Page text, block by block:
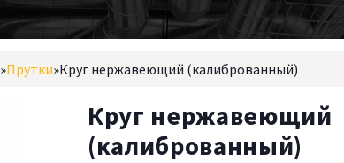
»Прутки»Круг нержавеющий (калиброванный)
Круг нержавеющий
(калиброванный)